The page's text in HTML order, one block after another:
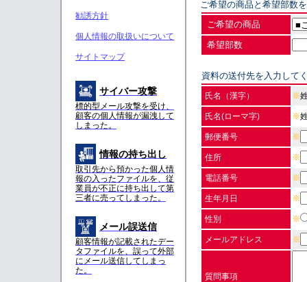
勧誘方針
個人情報の取扱いについて
サイトマップ
サイバー攻撃
標的型メール攻撃を受け、
顧客の個人情報が漏洩して
しまった。
情報の持ち出し
取引先から預かった個人情
報の入ったファイルを、従
業員が不正に持ち出して第
三者に売ってしまった。
メール誤送信
顧客情報が記載されたデー
タファイルを、誤って外部
にメール送信してしまっ
た。
ご希望の商品と希望部数
ご希望の商品
希望部数
資料の送付先を入力して
氏名（漢字） ※
氏名(ローマ字) ※
郵便番号 ※
住所 ※
電話番号 ※
生年月日 ※
性別 ※
メールアドレス ※
質問事項